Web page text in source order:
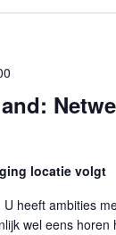
locatie volgt
heeft ambities
wel eens